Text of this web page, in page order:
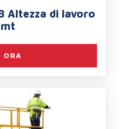
Altezza di lavoro
ORA